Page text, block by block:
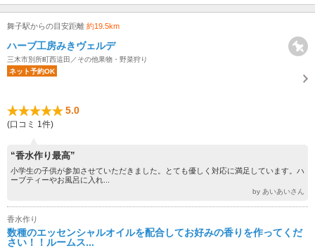
舞子駅からの目安距離 約19.5km
ハーブ工房みきヴェルデ
三木市別所町西這田／その他果物・野菜狩り
ネット予約OK
5.0
(口コミ 1件)
“香水作り最高”
小学生の子供が参加させていただきました。とても優しく対応に満足しています。ハ
ーブティーやお風呂に入れ...
by あいあいさん
香水作り
数種のエッセンシャルオイルを配合してお好みの香りを作ってくだ
さい！！ルームス...